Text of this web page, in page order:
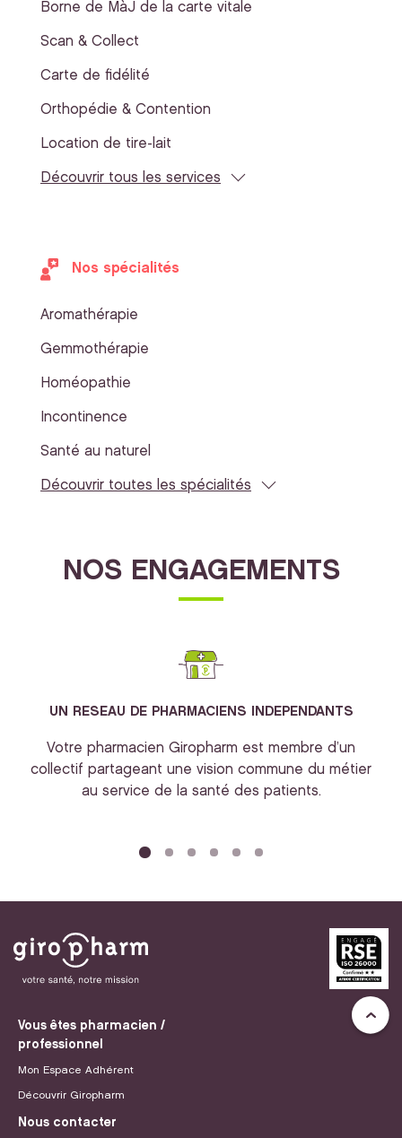
Borne de MàJ de la carte vitale
Scan & Collect
Carte de fidélité
Orthopédie & Contention
Location de tire-lait
Découvrir tous les services
Nos spécialités
Aromathérapie
Gemmothérapie
Homéopathie
Incontinence
Santé au naturel
Découvrir toutes les spécialités
NOS ENGAGEMENTS
UN RESEAU DE PHARMACIENS INDEPENDANTS
Votre pharmacien Giropharm est membre d’un
collectif partageant une vision commune du métier
au service de la santé des patients.
Vous êtes pharmacien /
professionnel
Mon Espace Adhérent
Découvrir Giropharm
Nous contacter